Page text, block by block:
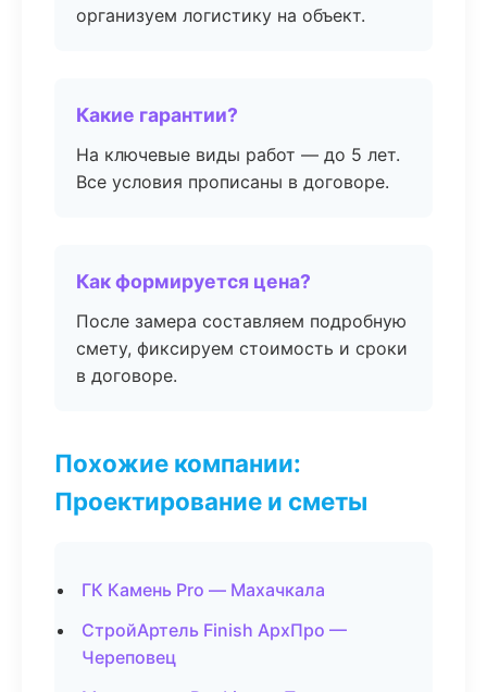
организуем логистику на объект.
Какие гарантии?
На ключевые виды работ — до 5 лет.
Все условия прописаны в договоре.
Как формируется цена?
После замера составляем подробную
смету, фиксируем стоимость и сроки
в договоре.
Похожие компании:
Проектирование и сметы
ГК Камень Pro — Махачкала
СтройАртель Finish АрхПро —
Череповец